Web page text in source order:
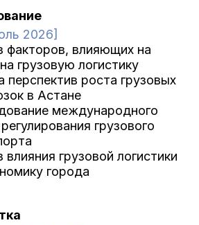
2026]
факторов, влияющих на
грузовую логистику
перспектив роста грузовых
в Астане
международного
грузового
влияния грузовой логистики
города